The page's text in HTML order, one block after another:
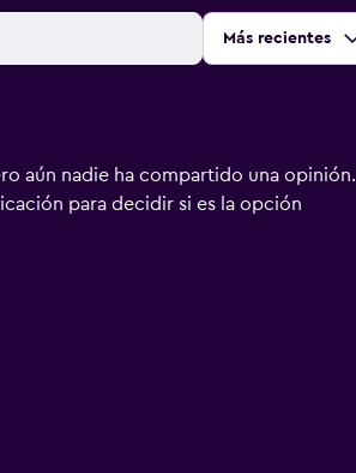
Ordenar por:
Más recientes
aún nadie ha compartido una opinión.
para decidir si es la opción